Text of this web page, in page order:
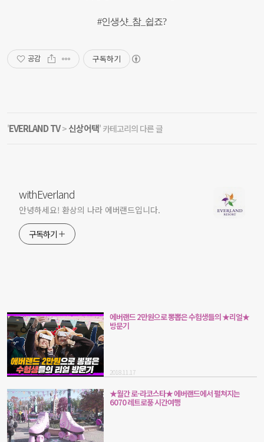
#인생샷_참_쉽죠?
공감 구독하기
'EVERLAND TV> 신상어택' 카테고리의 다른 글
withEverland
안녕하세요! 환상의 나라 에버랜드입니다.
구독하기
에버랜드 2만원으로 뽕뽑은 수험생들의 ★리얼★
방문기
2018.11.17
★월간 로-라코스타★ 에버랜드에서 펼쳐지는
6070 레트로풍 시간여행